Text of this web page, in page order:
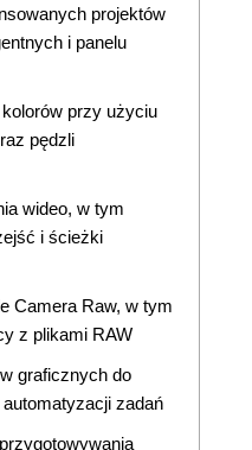
projektów
i panelu
przy użyciu
pędzli
wideo, w tym
i ścieżki
Camera Raw, w tym
z plikami RAW
graficznych do
zadań